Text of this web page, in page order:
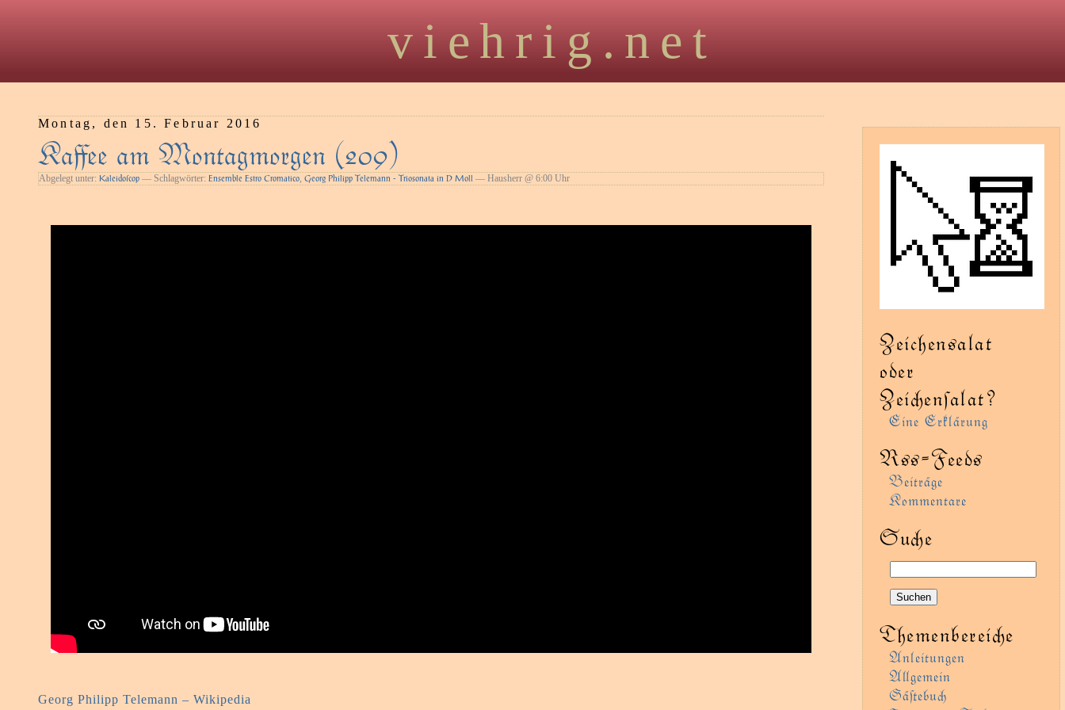
viehrig.net
Montag, den 15. Februar 2016
Kaﬀee am Montagmorgen (209)
Abgelegt unter: Kaleidoſcop — Schlagwörter: Ensemble Estro Cromatico, Georg Philipp Telemann - Triosonata in D Moll — Hausherr @ 6:00 Uhr
Georg Philipp Telemann – Wikipedia
Zeichensalat
oder
Zeienſalat?
Eine Erklärung
Rss-Feeds
Beiträge
Kommentare
Sue
Themenbereie
Anleitungen
Agemein
Gäﬅebu